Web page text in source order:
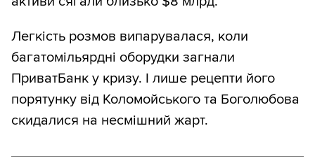
Легкість розмов випарувалася, коли
багатомільярдні оборудки загнали
ПриватБанк у кризу. І лише рецепти його
порятунку від Коломойського та Боголюбова
скидалися на несмішний жарт.